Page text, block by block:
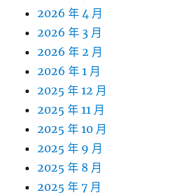
2026 年 4 月
2026 年 3 月
2026 年 2 月
2026 年 1 月
2025 年 12 月
2025 年 11 月
2025 年 10 月
2025 年 9 月
2025 年 8 月
2025 年 7 月